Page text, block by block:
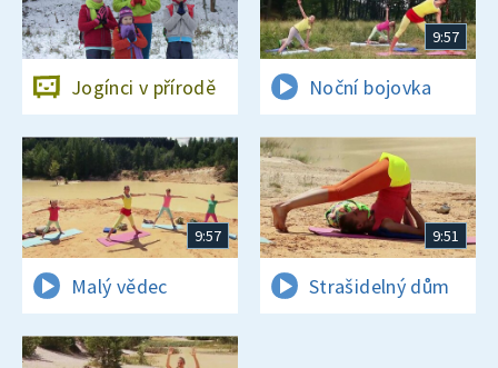
Jogínci v přírodě
9:57
Noční bojovka
9:57
Malý vědec
9:51
Strašidelný dům